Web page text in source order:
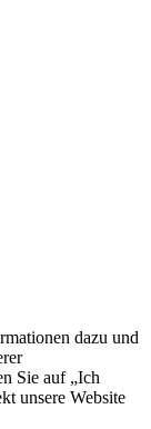
dazu und
Sie auf „Ich
unsere Website